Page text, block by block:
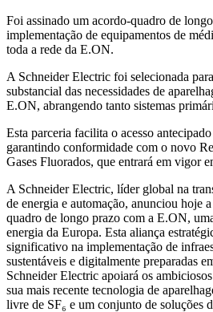
Foi assinado um acordo-quadro de
implementação de equipamentos de
toda a rede da E.ON.
A Schneider Electric foi selecionada
substancial das necessidades de
E.ON, abrangendo tanto sistemas
Esta parceria facilita o acesso
garantindo conformidade com o novo
Gases Fluorados, que entrará em vigor
A Schneider Electric, líder global na
de energia e automação, anunciou hoje
quadro de longo prazo com a E.ON,
energia da Europa. Esta aliança
significativo na implementação de
sustentáveis e digitalmente preparadas
Schneider Electric apoiará os
sua mais recente tecnologia de
livre de SF₆ e um conjunto de soluções